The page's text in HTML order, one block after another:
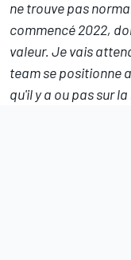
ne trouve pas
commencé 2022,
valeur. Je vais
team se positionne
qu'il y a ou pas sur